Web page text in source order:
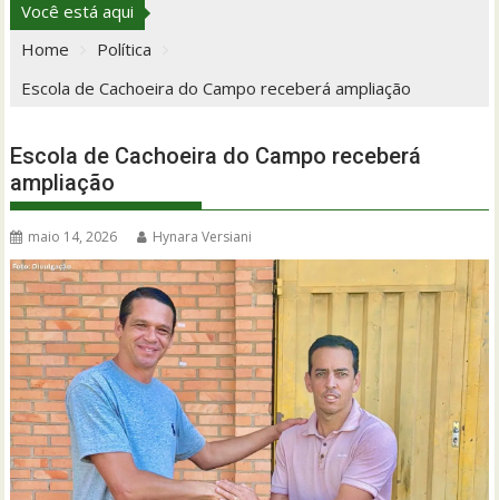
Você está aqui
Home
Política
Escola de Cachoeira do Campo receberá ampliação
Escola de Cachoeira do Campo receberá
ampliação
maio 14, 2026 Hynara Versiani